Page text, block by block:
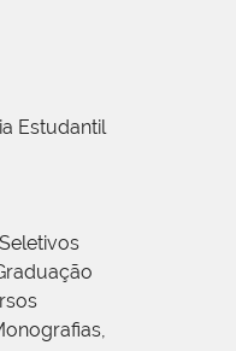
Estudantil